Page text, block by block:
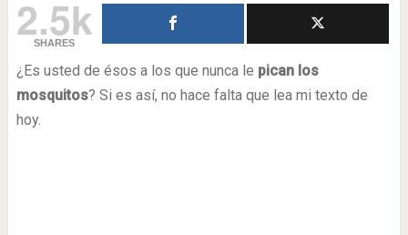
2.5k
SHARES
¿Es usted de ésos a los que nunca le pican los
mosquitos? Si es así, no hace falta que lea mi texto de
hoy.